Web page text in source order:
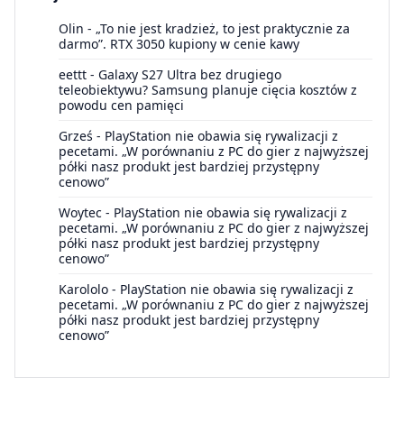
Olin - „To nie jest kradzież, to jest praktycznie za
darmo”. RTX 3050 kupiony w cenie kawy
eettt - Galaxy S27 Ultra bez drugiego
teleobiektywu? Samsung planuje cięcia kosztów z
powodu cen pamięci
Grześ - PlayStation nie obawia się rywalizacji z
pecetami. „W porównaniu z PC do gier z najwyższej
półki nasz produkt jest bardziej przystępny
cenowo”
Woytec - PlayStation nie obawia się rywalizacji z
pecetami. „W porównaniu z PC do gier z najwyższej
półki nasz produkt jest bardziej przystępny
cenowo”
Karololo - PlayStation nie obawia się rywalizacji z
pecetami. „W porównaniu z PC do gier z najwyższej
półki nasz produkt jest bardziej przystępny
cenowo”